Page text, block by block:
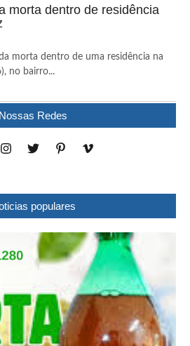
morta dentro de residência
morta dentro de uma residência na
no bairro...
Nossas Redes
populares